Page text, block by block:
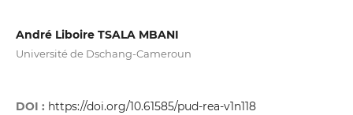
André Liboire TSALA MBANI
Université de Dschang-Cameroun
DOI : https://doi.org/10.61585/pud-rea-v1n118